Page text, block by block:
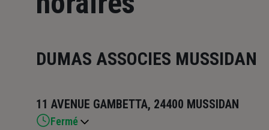
DUMAS ASSOCIES MUSSIDAN
11 AVENUE GAMBETTA, 24400 MUSSIDAN
Fermé